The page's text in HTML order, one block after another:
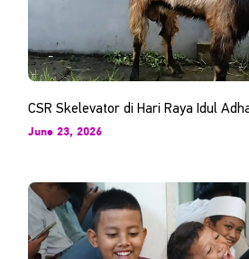
CSR Skelevator di Hari Raya Idul
June 23, 2026